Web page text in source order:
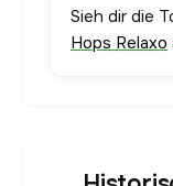
Sieh dir die
Hops Relaxo